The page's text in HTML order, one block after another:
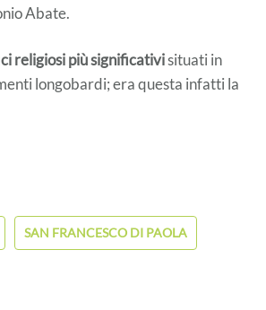
Abate.
religiosi più significativisituati in
longobardi; era questa infatti la
SAN FRANCESCO DI PAOLA